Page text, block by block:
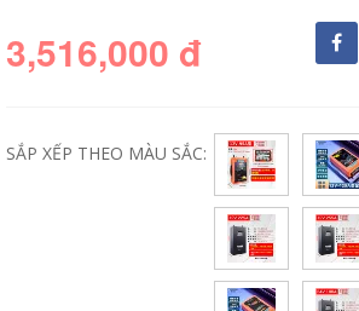
3,516,000 đ
SẮP XẾP THEO MÀU SẮC: